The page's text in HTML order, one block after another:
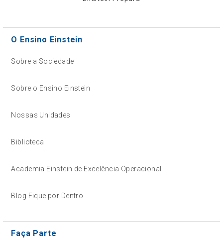
O Ensino Einstein
Sobre a Sociedade
Sobre o Ensino Einstein
Nossas Unidades
Biblioteca
Academia Einstein de Excelência Operacional
Blog Fique por Dentro
Faça Parte